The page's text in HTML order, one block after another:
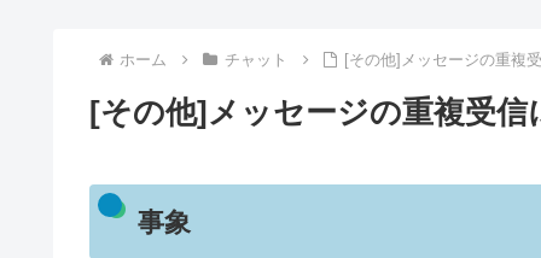
ホーム チャット [その他]メッセージの重複
[その他]メッセージの重複受信
事象